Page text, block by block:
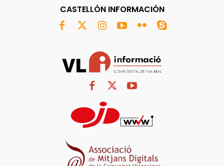
CASTELLÓN INFORMACIÓN